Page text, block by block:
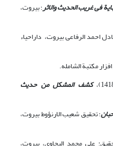
فی غریب الحدیث والاثر؛ بیروت،
احمد الرفاعی بیروت، داراحیاء
مکتبة الشامله.
کشف المشکل من حدیث
؛ تحقیق شعیب الارنؤوط بیروت،